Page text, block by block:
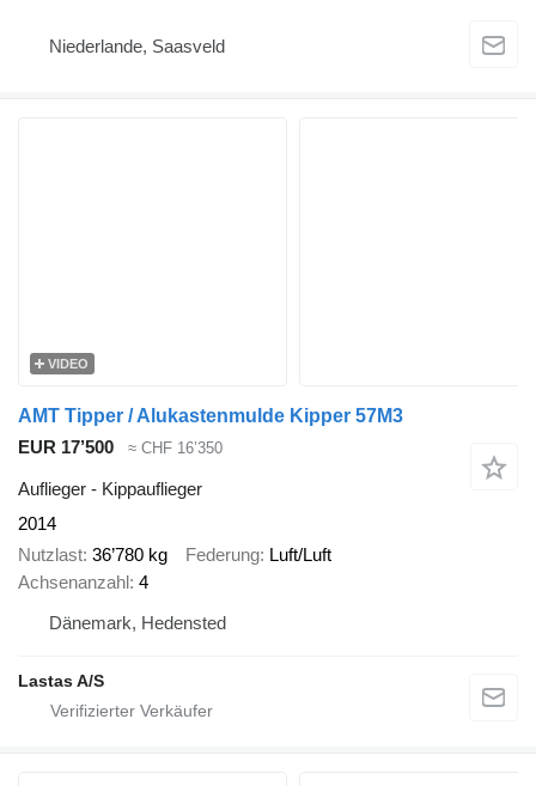
Niederlande, Saasveld
VIDEO
AMT Tipper / Alukastenmulde Kipper 57M3
EUR 17’500
≈ CHF 16’350
Auflieger - Kippauflieger
2014
Nutzlast 36’780 kg Federung Luft/Luft
Achsenanzahl 4
Dänemark, Hedensted
Lastas A/S